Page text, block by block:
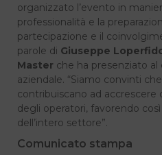
organizzato l’evento in
professionalità e la
partecipazione e il
parole di Giuseppe
Master che ha presenziato
aziendale. “Siamo convinti
contribuiscano ad
degli operatori, favorendo
dell’intero settore”.
Comunicato stampa